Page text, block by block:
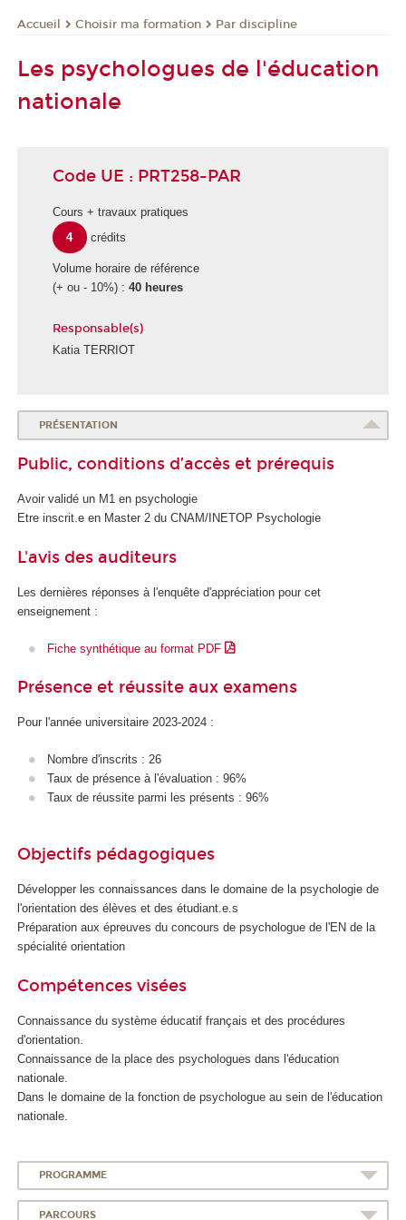
Accueil Choisir ma formation Par discipline
Les psychologues de l'éducation
nationale
Code UE : PRT258-PAR
Cours + travaux pratiques
4
crédits
Volume horaire de référence
(+ ou - 10%) : 40 heures
Responsable(s)
Katia TERRIOT
o
l
e
e
l
S
n
t
PRÉSENTATION
Public, conditions d’accès et prérequis
Avoir validé un M1 en psychologie
Etre inscrit.e en Master 2 du CNAM/INETOP Psychologie
L'avis des auditeurs
Les dernières réponses à l'enquête d'appréciation pour cet
enseignement :
Fiche synthétique au format PDF
Présence et réussite aux examens
Pour l'année universitaire 2023-2024 :
Nombre d'inscrits : 26
Taux de présence à l'évaluation : 96%
Taux de réussite parmi les présents : 96%
Objectifs pédagogiques
Développer les connaissances dans le domaine de la psychologie de
l'orientation des élèves et des étudiant.e.s
Préparation aux épreuves du concours de psychologue de l'EN de la
spécialité orientation
Compétences visées
Connaissance du système éducatif français et des procédures
d'orientation.
Connaissance de la place des psychologues dans l'éducation
nationale.
Dans le domaine de la fonction de psychologue au sein de l'éducation
nationale.
PROGRAMME
PARCOURS